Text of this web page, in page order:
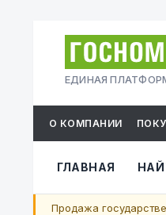
ЕДИНАЯ
О КОМПАНИИ
ГЛАВНАЯ
Продажа